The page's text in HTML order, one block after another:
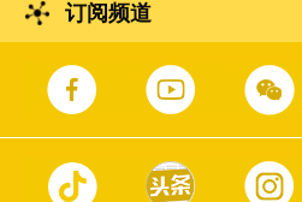
订阅频道